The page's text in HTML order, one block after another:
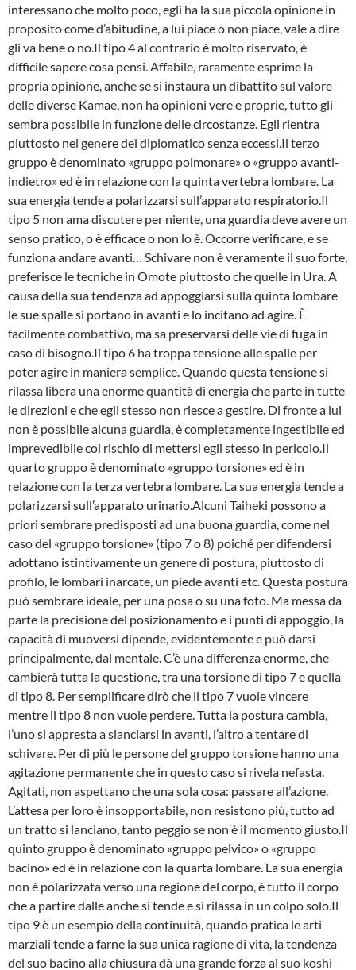
interessano che molto poco, egli ha la sua piccola opinione in
proposito come d’abitudine, a lui piace o non piace, vale a dire
gli va bene o no.Il tipo 4 al contrario è molto riservato, è
difficile sapere cosa pensi. Affabile, raramente esprime la
propria opinione, anche se si instaura un dibattito sul valore
delle diverse Ka­mae, non ha opinioni vere e proprie, tutto gli
sembra possibile in funzione delle circostan­ze. Egli rientra
piuttosto nel genere del diplomatico senza eccessi.Il terzo
gruppo è denominato «gruppo polmonare» o «gruppo avanti-
indietro» ed è in rela­zione con la quinta vertebra lombare. La
sua energia tende a polarizzarsi sull’apparato re­spiratorio.Il
tipo 5 non ama discutere per niente, una guardia deve avere un
senso pratico, o è effica­ce o non lo è. Occorre verificare, e se
funziona andare avanti… Schivare non è vera­mente il suo forte,
preferisce le tecniche in Omote piuttosto che quelle in Ura. A
causa del­la sua tendenza ad appoggiarsi sulla quinta lombare
le sue spalle si portano in avanti e lo incitano ad agire. È
facilmente combattivo, ma sa preservarsi delle vie di fuga in
caso di bi­sogno.Il tipo 6 ha troppa tensione alle spalle per
poter agire in maniera semplice. Quando questa tensione si
rilassa libera una enorme quantità di energia che parte in tutte
le direzioni e che egli stesso non riesce a gestire. Di fronte a lui
non è possibile alcuna guardia, è com­pletamente ingestibile ed
imprevedibile col rischio di mettersi egli stesso in pericolo.Il
quarto gruppo è denominato «gruppo torsione» ed è in
relazione con la terza vertebra lombare. La sua energia tende a
polarizzarsi sull’apparato urinario.Alcuni Taiheki possono a
priori sembrare predisposti ad una buona guardia, come nel
caso del «gruppo torsione» (tipo 7 o 8) poiché per difendersi
adottano istintivamente un genere di postura, piuttosto di
profilo, le lombari inarcate, un piede avanti etc. Questa po­stura
può sembrare ideale, per una posa o su una foto. Ma messa da
parte la precisione del posizionamento e i punti di appoggio, la
capacità di muoversi dipende, evidentemente e può darsi
principalmente, dal mentale. C’è una differenza enorme, che
cambierà tutta la questione, tra una torsione di tipo 7 e quella
di tipo 8. Per semplificare dirò che il tipo 7 vuole vincere
mentre il tipo 8 non vuole perdere. Tutta la postura cambia,
l’uno si appresta a slanciarsi in avanti, l’altro a tentare di
schivare. Per di più le persone del gruppo torsione hanno una
agitazione permanente che in questo caso si rivela nefasta.
Agitati, non aspet­tano che una sola cosa: passare all’azione.
L’attesa per loro è insopportabile, non resisto­no più, tutto ad
un tratto si lanciano, tanto peggio se non è il momento giusto.Il
quinto gruppo è denominato «gruppo pelvico» o «gruppo
bacino» ed è in relazione con la quarta lombare. La sua energia
non è polarizzata verso una regione del corpo, è tutto il corpo
che a partire dalle anche si tende e si rilassa in un colpo solo.Il
tipo 9 è un esempio della continuità, quando pratica le arti
marziali tende a farne la sua unica ragione di vita, la tendenza
del suo bacino alla chiusura dà una grande forza al suo koshi